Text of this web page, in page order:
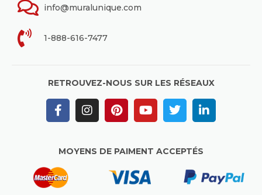
info@muralunique.com
1-888-616-7477
RETROUVEZ-NOUS SUR LES RÉSEAUX
MOYENS DE PAIMENT ACCEPTÉS